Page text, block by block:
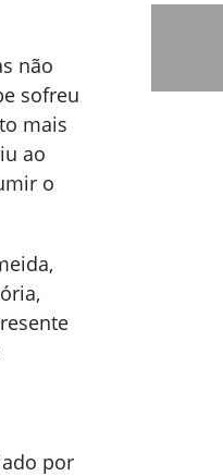
não
sofreu
mais
ao
o
por